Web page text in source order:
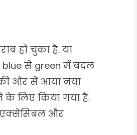
हो चुका है. या
blue से green में बदल
ओर से आया नया
लिए किया गया है.
एक्सेसिबल और